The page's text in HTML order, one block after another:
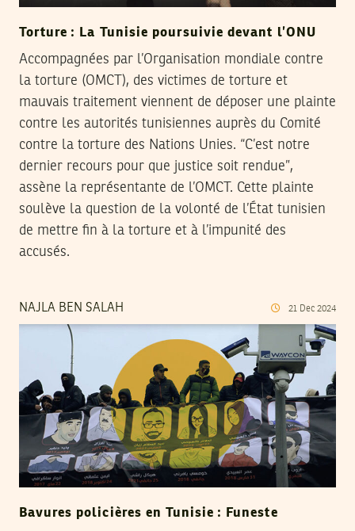
Torture : La Tunisie poursuivie devant l’ONU
Accompagnées par l’Organisation mondiale contre
la torture (OMCT), des victimes de torture et
mauvais traitement viennent de déposer une plainte
contre les autorités tunisiennes auprès du Comité
contre la torture des Nations Unies. “C’est notre
dernier recours pour que justice soit rendue”,
assène la représentante de l’OMCT. Cette plainte
soulève la question de la volonté de l’État tunisien
de mettre fin à la torture et à l’impunité des
accusés.
NAJLA BEN SALAH 21 Dec 2024
Bavures policières en Tunisie : Funeste